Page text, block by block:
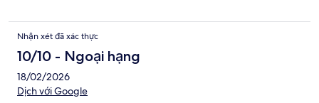
Nhận xét đã xác thực
10/10 - Ngoại hạng
18/02/2026
Dịch với Google